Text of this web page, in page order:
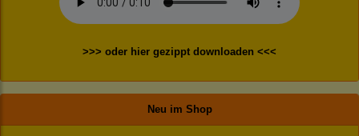
>>> oder hier gezippt downloaden <<<
Neu im Shop